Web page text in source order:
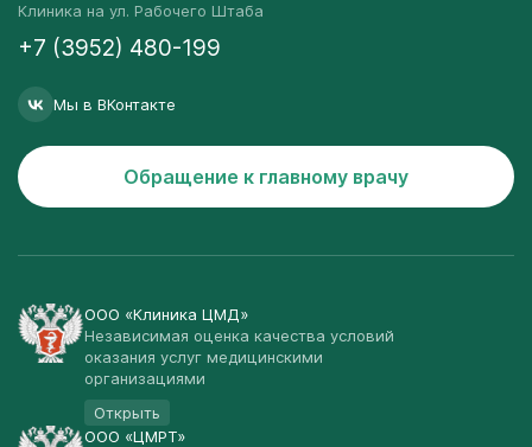
Клиника на ул. Рабочего Штаба
+7 (3952) 480-199
Мы в ВКонтакте
Обращение к главному врачу
ООО «Клиника ЦМД»
Независимая оценка качества условий
оказания услуг медицинскими
организациями
Открыть
ООО «ЦМРТ»